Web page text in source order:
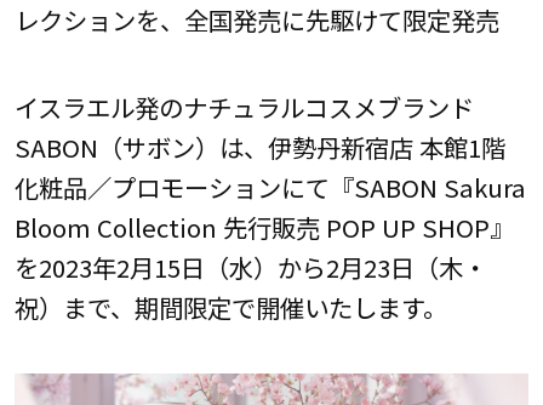
レクションを、全国発売に先駆けて限定発売
イスラエル発のナチュラルコスメブランド
SABON（サボン）は、伊勢丹新宿店 本館1階
化粧品／プロモーションにて『SABON Sakura
Bloom Collection 先行販売 POP UP SHOP』
を2023年2月15日（水）から2月23日（木・
祝）まで、期間限定で開催いたします。